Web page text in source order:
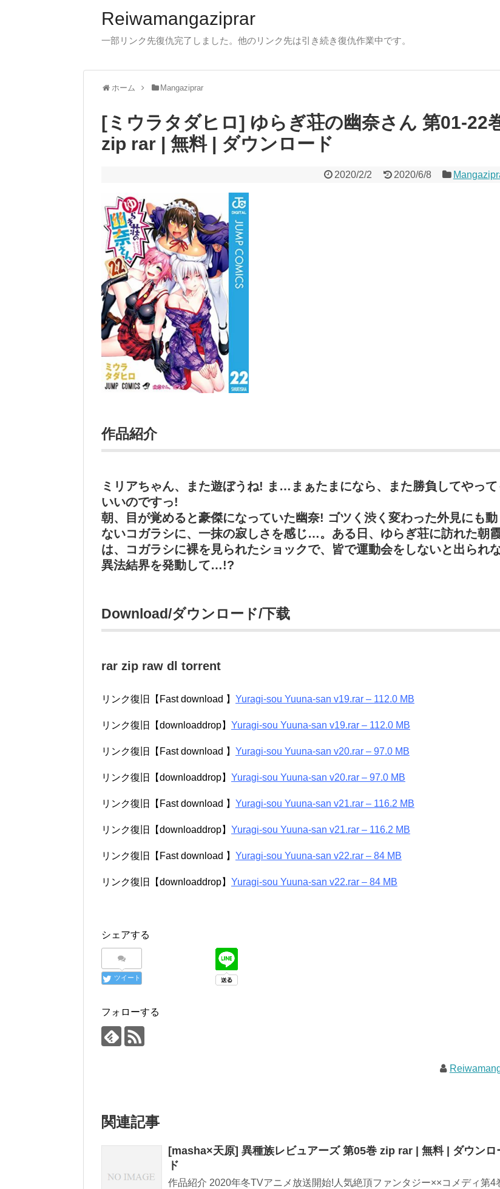
Reiwamangaziprar
一部リンク先復仇完了しました。他のリンク先は引き続き復仇作業中です。
ホーム Mangaziprar
[ミウラタダヒロ] ゆらぎ荘の幽奈さん 第01-22
zip rar | 無料 | ダウンロード
2020/2/2 2020/6/8
作品紹介
ミリアちゃん、また遊ぼうね! ま…まぁたまになら、また勝負してやって
いいのですっ!
朝、目が覚めると豪傑になっていた幽奈! ゴツく渋く変わった外見にも動
ないコガラシに、一抹の寂しさを感じ…。ある日、ゆらぎ荘に訪れた朝
は、コガラシに裸を見られたショックで、皆で運動会をしないと出られ
異法結界を発動して…!?
Download/ダウンロード/下载
rar zip raw dl torrent
リンク復旧【Fast download 】 Yuragi-sou Yuuna-san v19.rar – 112.0 MB
リンク復旧【downloaddrop】 Yuragi-sou Yuuna-san v19.rar – 112.0 MB
リンク復旧【Fast download 】 Yuragi-sou Yuuna-san v20.rar – 97.0 MB
リンク復旧【downloaddrop】 Yuragi-sou Yuuna-san v20.rar – 97.0 MB
リンク復旧【Fast download 】 Yuragi-sou Yuuna-san v21.rar – 116.2 MB
リンク復旧【downloaddrop】 Yuragi-sou Yuuna-san v21.rar – 116.2 MB
リンク復旧【Fast download 】 Yuragi-sou Yuuna-san v22.rar – 84 MB
リンク復旧【downloaddrop】 Yuragi-sou Yuuna-san v22.rar – 84 MB
シェアする
ツイート
フォローする
関連記事
[masha×天原] 異種族レビュアーズ 第05巻 zip rar | 無料 | ダウンロ
ド
作品紹介 2020年冬TVアニメ放送開始!人気絶頂ファンタジー××コメディ第4